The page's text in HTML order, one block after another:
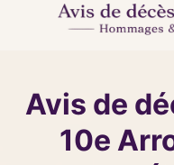
Avis de
10e